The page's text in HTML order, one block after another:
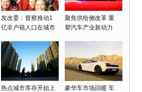
发改委：督察推动1
亿非户籍人口在城市
聚焦供给侧改革 重
塑汽车产业新动力
热点城市库存开始上
豪华车市场回暖 车